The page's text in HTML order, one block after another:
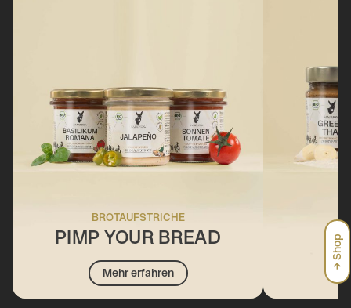
BROTAUFSTRICHE
PIMP YOUR BREAD
Mehr erfahren
→ Shop